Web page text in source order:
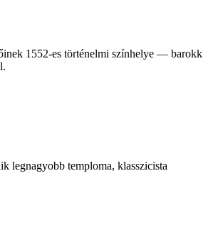
1552-es történelmi színhelye — barokk
legnagyobb temploma, klasszicista